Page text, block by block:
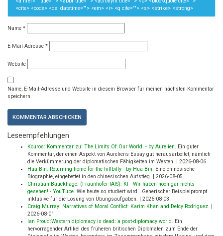
<cite> <code> <del datetime=""> <em> <i> <q cite=""> <s> <strike> <strong>
Name *
E-Mail-Adresse *
Website
Name, E-Mail-Adresse und Website in diesem Browser für meinen nächsten Kommentar
speichern.
Leseempfehlungen
Kouros: Kommentar zu: The Limits Of Our World. - by Aurelien. Ein guter
Kommentar, der einen Aspekt von Aureliens Essay gut herausarbeitet, nämlich
die Verkümmerung der diplomatischen Fähigkeiten im Westen.
2026-08-06
Hua Bin: Returning home for the hillbilly - by Hua Bin. Eine chinesische
Biographie, eingebettet in den chinesischen Aufstieg.
2026-08-05
Christian Bauckhage: (Fraunhofer IAIS): KI - Wir haben noch gar nichts
gesehen! - YouTube. Wie heute so studiert wird...Generischer Beispielprompt
inklusive für die Lösung von Übungsaufgaben.
2026-08-03
Craig Murray: Narratives of Moral Conflict: Karim Khan and Delcy Rodriguez.
2026-08-01
Ian Proud:Western diplomacy is dead: a post-diplomacy world . Ein
hervorragender Artikel des früheren britischen Diplomaten zum Ende der